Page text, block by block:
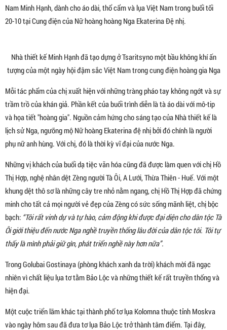
Nam Minh Hạnh, dành cho áo dài, thổ cẩm và lụa Việt Nam trong buổi tối
20-10 tại Cung điện của Nữ hoàng hoàng Nga Ekaterina Đệ nhị.
Nhà thiết kế Minh Hạnh đã tạo dựng ở Tsaritsyno một bầu không khí ấn
tượng của một ngày hội đậm sắc Việt Nam trong cung điện hoàng gia Nga
Mỗi tác phẩm của chị xuất hiện với những tràng pháo tay không ngớt và sự
trầm trồ của khán giả. Phần kết của buổi trình diễn là tà áo dài với mô-tip
và họa tiết "hoàng gia". Nguồn cảm hứng cho sáng tạo của Nhà thiết kế là
lịch sử Nga, ngưỡng mộ Nữ hoàng Ekaterina đệ nhị bởi đó chính là người
phụ nữ anh hùng. Với chị, đó là thời kỳ vĩ đại của nước Nga.
Những vị khách của buổi dạ tiệc văn hóa cũng đã được làm quen với chị Hồ
Thị Hợp, nghệ nhân dệt Zèng người Tà Ôi, A Lưới, Thừa Thiên - Huế. Với một
khung dệt thô sơ là những cây tre nhỏ nằm ngang, chị Hồ Thị Hợp đã chứng
minh cho tất cả mọi người vẻ đẹp của Zèng có sức sống mãnh liệt, chị bộc
bạch: “Tôi rất vinh dự và tự hào, cảm động khi được đại diện cho dân tộc Tà
Ôi giới thiệu đến nước Nga nghề truyền thống lâu đời của dân tộc tôi. Tôi tự
thấy là mình phải giữ gìn, phát triển nghề này hơn nữa”.
Trong Golubai Gostinaya (phòng khách xanh da trời) khách mời đã ngạc
nhiên vì chất liệu lụa tơ tằm Bảo Lộc và những thiết kế rất truyền thống và
hiện đại.
Một cuộc triển lãm khác tại thành phố tơ lụa Kolomna thuộc tỉnh Moskva
vào ngày hôm sau đã đưa tơ lụa Bảo Lộc trở thành tâm điểm. Tại đây,